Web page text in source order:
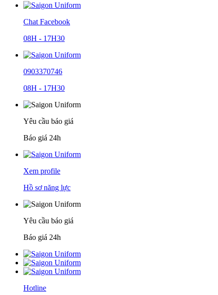
Chat Facebook
08H - 17H30
0903370746
08H - 17H30
Yêu cầu báo giá
Báo giá 24h
Xem profile
Hồ sơ năng lực
Yêu cầu báo giá
Báo giá 24h
Hotline